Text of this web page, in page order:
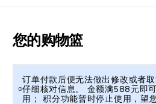
您的购物篮
订单付款后便无法做出修改或者
仔细核对信息。 金额满588元即
用； 积分功能暂时停止使用，望